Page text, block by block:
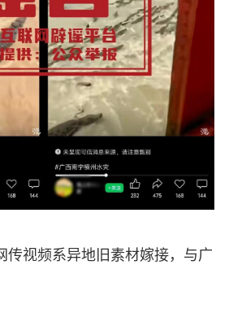
传视频系异地旧素材嫁接，与广